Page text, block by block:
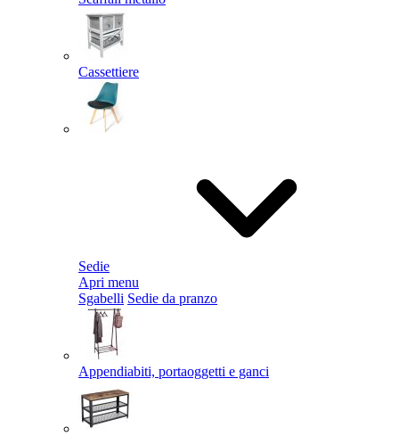
Cassettiere
Sedie
Apri menu
Sgabelli Sedie da pranzo
Appendiabiti, portaoggetti e ganci